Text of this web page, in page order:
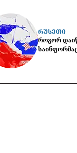
ᲠᲣᲡᲔᲗᲘ
როგორ